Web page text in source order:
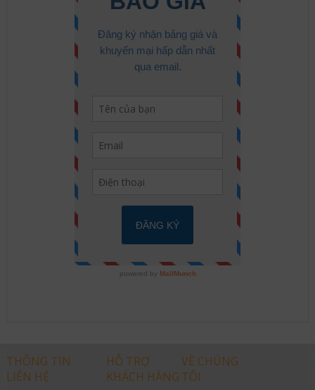
THÔNG TIN
LIÊN HỆ
HỖ TRỢ
KHÁCH HÀNG
VỀ CHÚNG
TÔI